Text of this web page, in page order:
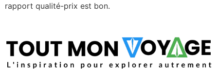
rapport qualité-prix est bon.